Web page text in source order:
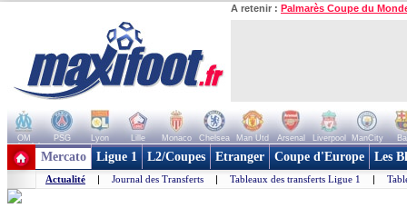
A retenir : Palmarès Coupe du
OM PSG Lyon Lille Monaco Chelsea Man Utd Arsenal Liverpool ManCity
+ de clubs
Mercato Ligue 1 L2/Coupes Etranger Coupe d'Europe Les
Actualité | Journal des Transferts | Tableaux des transferts Ligue 1 |